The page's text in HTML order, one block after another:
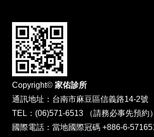
Copyright©家佑診所
通訊地址：台南市麻豆區信義路14-2號
TEL：(06)571-6513 （請務必事先預約）
國際電話：當地國際冠碼 +886-6-